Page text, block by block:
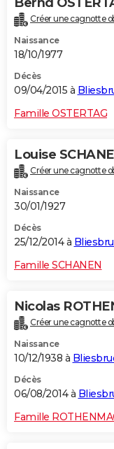
Créer une cagnotte
Naissance
18/10/1977
Décès
09/04/2015 à
Famille OSTERTAG
Louise
Créer une cagnotte
Naissance
30/01/1927
Décès
25/12/2014 à
Famille SCHANEN
Nicolas
Créer une cagnotte
Naissance
10/12/1938 à
Décès
06/08/2014 à
Famille